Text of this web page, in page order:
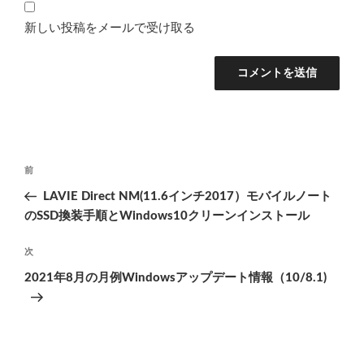
新しい投稿をメールで受け取る
投
ナ
ゲ
ー
シ
前
の
投
前
LAVIE Direct NM(11.6インチ2017）モバイルノート
のSSD換装手順とWindows10クリーンインストール
次
の
次
2021年8月の月例Windowsアップデート情報（10/8.1)